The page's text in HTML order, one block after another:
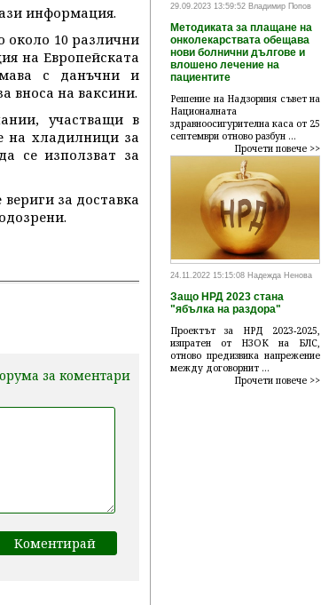
информация.
около 10 различни
на Европейската
с данъчни и
вноса на ваксини.
участващи в
на хладилници за
се използват за
за доставка
за коментари
29.09.2023 13:59:52 Владимир Попов
Методиката за плащане на
онколекарствата обещава
нови болнични дългове и
влошено лечение на
пациентите
Решение на Надзорния съвет на
Националната
здравноосигурителна каса от 25
септември отново разбун ...
Прочети повече >>
24.11.2022 15:15:08 Надежда Ненова
Защо НРД 2023 стана
"ябълка на раздора"
Проектът за НРД 2023-2025,
изпратен от НЗОК на БЛС,
отново предизвика напрежение
между договорнит ...
Прочети повече >>